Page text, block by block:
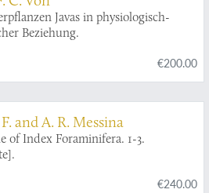
Javas in physiologisch-
Beziehung.
€200.00
and A. R. Messina
of Index Foraminifera. 1-3.
€240.00